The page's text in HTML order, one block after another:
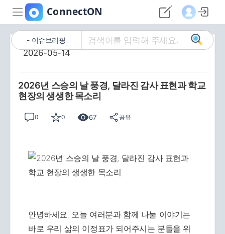
이슈브리핑
2026-05-14
2026년 스승의 날 풍경, 달라진 감사 표현과 학교
현장의 생생한 목소리
0 0 67 공유
안녕하세요. 오늘 여러분과 함께 나눌 이야기는
바로 우리 삶의 이정표가 되어주시는 분들을 위